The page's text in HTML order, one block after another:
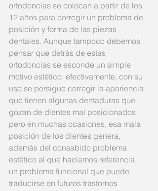
ortodoncias se colocan a partir de los
12 años para corregir un problema de
posición y forma de las piezas
dentales. Aunque tampoco debemos
pensar que detrás de estas
ortodoncias se esconde un simple
motivo estético: efectivamente, con su
uso se persigue corregir la apariencia
que tienen algunas dentaduras que
gozan de dientes mal posicionados
pero en muchas ocasiones, esa mala
posición de los dientes genera,
además del consabido problema
estético al que hacíamos referencia,
un problema funcional que puede
traducirse en futuros trastornos